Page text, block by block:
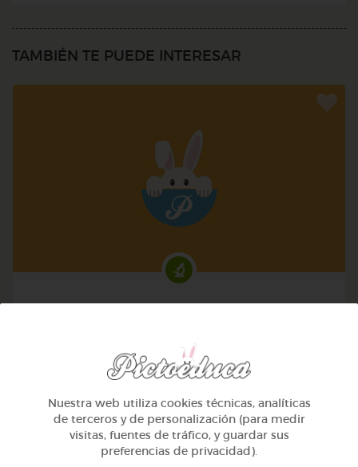
TAMBIÉN TE PUEDE INTERESAR
4º ESO
@anamartina
Nuestra web utiliza cookies técnicas, analíticas
de terceros y de personalización (para medir
visitas, fuentes de tráfico, y guardar sus
preferencias de privacidad).